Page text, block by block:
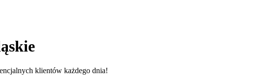
klientów każdego dnia!